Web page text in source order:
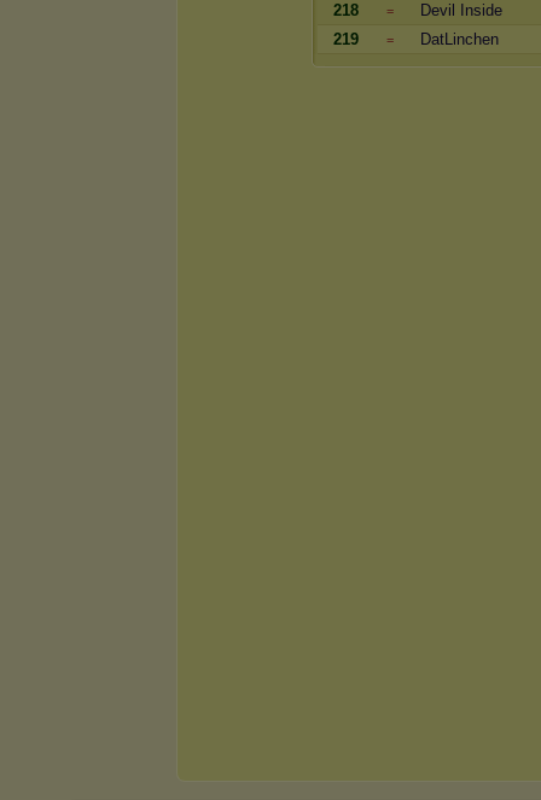
218
=
Devil Inside
219
= DatLinchen